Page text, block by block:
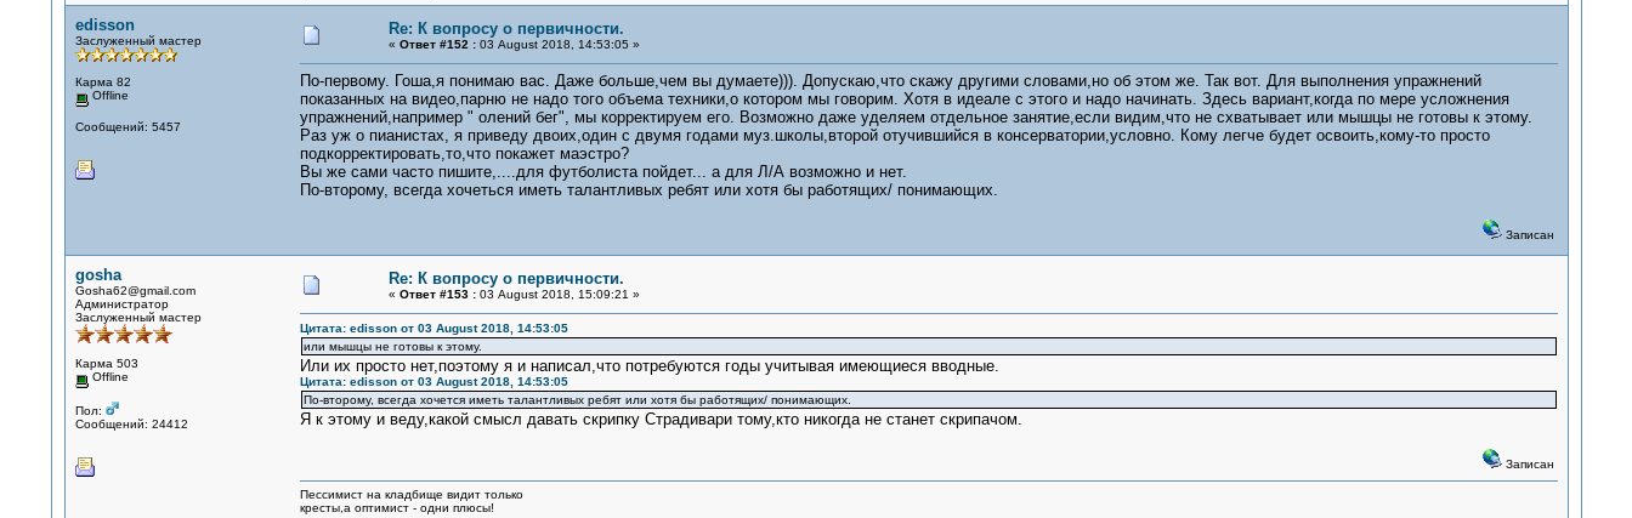
edisson
Заслуженный мастер
Карма 82
Offline
Сообщений: 5457
Re: К вопросу о первичности.
« Ответ #152 :03 August 2018, 14:53:05 »
По-первому. Гоша,я понимаю вас. Даже больше,чем вы думаете))). Допускаю,что скажу другими словами,но об этом же. Так вот. Для выполнения упражнений
показанных на видео,парню не надо того объема техники,о котором мы говорим. Хотя в идеале с этого и надо начинать. Здесь вариант,когда по мере усложнения
упражнений,например " олений бег", мы корректируем его. Возможно даже уделяем отдельное занятие,если видим,что не схватывает или мышцы не готовы к этому.
Раз уж о пианистах, я приведу двоих,один с двумя годами муз.школы,второй отучившийся в консерватории,условно. Кому легче будет освоить,кому-то просто
подкорректировать,то,что покажет маэстро?
Вы же сами часто пишите,....для футболиста пойдет... а для Л/А возможно и нет.
По-второму, всегда хочеться иметь талантливых ребят или хотя бы работящих/ понимающих.
Записан
gosha
Gosha62@gmail.com
Администратор
Заслуженный мастер
Карма 503
Offline
Пол:
Сообщений: 24412
Re: К вопросу о первичности.
« Ответ #153 :03 August 2018, 15:09:21 »
Цитата: edisson от 03 August 2018, 14:53:05
или мышцы не готовы к этому.
Или их просто нет,поэтому я и написал,что потребуются годы учитывая имеющиеся вводные.
Цитата: edisson от 03 August 2018, 14:53:05
По-второму, всегда хочется иметь талантливых ребят или хотя бы работящих/ понимающих.
Я к этому и веду,какой смысл давать скрипку Страдивари тому,кто никогда не станет скрипачом.
Записан
Пессимист на кладбище видит только
кресты,а оптимист - одни плюсы!